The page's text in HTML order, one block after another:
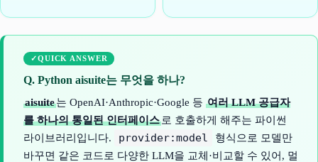
QUICK ANSWER
Q. Python aisuite는 무엇을 하나?
aisuite는 OpenAI·Anthropic·Google 등 여러 LLM 공급자
를 하나의 통일된 인터페이스 로 호출하게 해주는 파이썬
라이브러리입니다.
provider:model
형식으로 모델만
바꾸면 같은 코드로 다양한 LLM을 교체·비교할 수 있어, 멀